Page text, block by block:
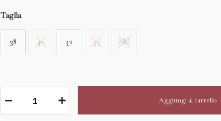
Taglia
38 40 42 44 SM
Aggiungi al carrello